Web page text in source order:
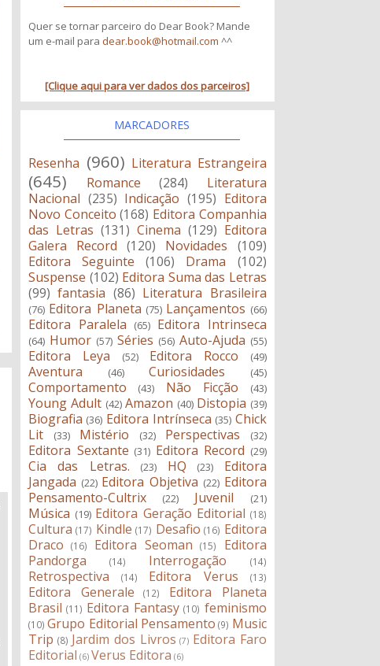
Quer se tornar parceiro do Dear Book? Mande
um e-mail para dear.book@hotmail.com ^^
[Clique aqui para ver dados dos parceiros]
MARCADORES
Resenha (960) Literatura Estrangeira
(645) Romance (284)
Literatura
Nacional (235) Indicação (195) Editora
Novo Conceito (168) Editora Companhia
das Letras (131) Cinema (129) Editora
Galera Record
(120) Novidades
(109)
Editora Seguinte
(106) Drama
(102)
Suspense (102) Editora Suma das Letras
(99) fantasia (86) Literatura Brasileira
(76) Editora Planeta (75) Lançamentos (66)
Editora Paralela (65) Editora Intrinseca
(64) Humor (57) Séries (56) Auto-Ajuda (55)
Editora Leya (52) Editora Rocco (49)
Aventura (46) Curiosidades (45)
Comportamento (43) Não Ficção (43)
Young Adult (42) Amazon (40) Distopia (39)
Biografia (36) Editora Intrínseca (35) Chick
Lit
(33) Mistério (32) Perspectivas (32)
Editora Sextante (31) Editora Record (29)
Cia das Letras. (23) HQ (23)
Editora
Jangada (22) Editora Objetiva (22) Editora
Pensamento-Cultrix
(22) Juvenil (21)
Música (19) Editora Geração Editorial (18)
Cultura (17) Kindle (17) Desafio (16) Editora
Draco
(16) Editora Seoman (15)
Editora
Pandorga
(14) Interrogação (14)
Retrospectiva (14) Editora Verus (13)
Editora Generale (12)
Editora Planeta
Brasil (11) Editora Fantasy (10) feminismo
(10) Grupo Editorial Pensamento (9) Music
Trip (8) Jardim dos Livros (7) Editora Faro
Editorial (6) Verus Editora (6)